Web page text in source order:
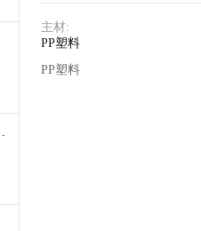
主材:
PP塑料
PP塑料